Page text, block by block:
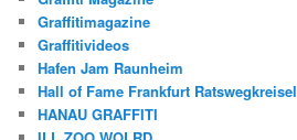
Graffitimagazine
Graffitivideos
Hafen Jam Raunheim
Hall of Fame Frankfurt Ratswegkreisel
HANAU GRAFFITI